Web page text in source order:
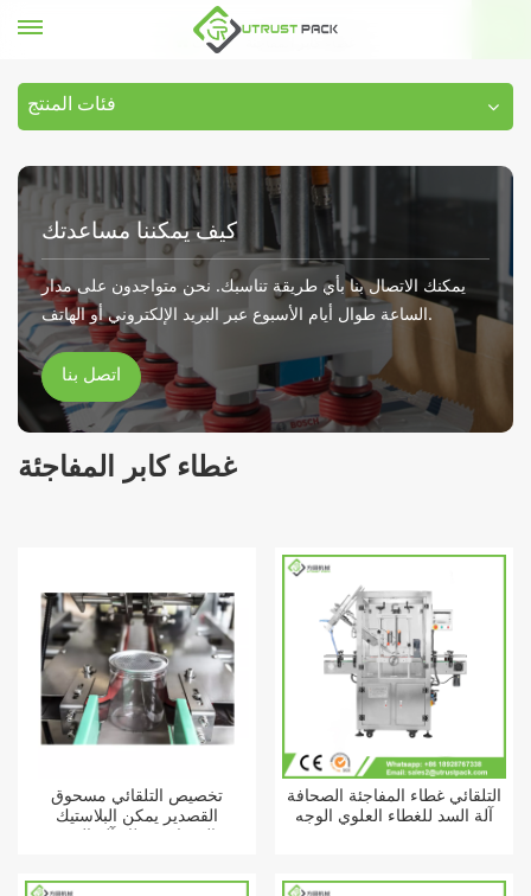
بيت
فئات المنتج
كيف يمكننا مساعدتك
يمكنك الاتصال بنا بأي طريقة تناسبك. نحن متواجدون على مدار
الساعة طوال أيام الأسبوع عبر البريد الإلكتروني أو الهاتف.
اتصل بنا
غطاء كابر المفاجئة
تخصيص التلقائي مسحوق
القصدير يمكن البلاستيك
التلقائي غطاء المفاجئة الصحافة
آلة السد للغطاء العلوي الوجه